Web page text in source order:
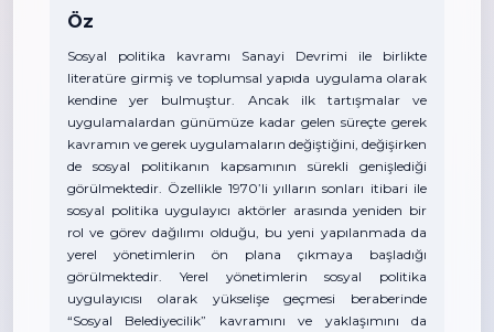
Öz
Sosyal politika kavramı Sanayi Devrimi ile birlikte
literatüre girmiş ve toplumsal yapıda uygulama olarak
kendine yer bulmuştur. Ancak ilk tartışmalar ve
uygulamalardan günümüze kadar gelen süreçte gerek
kavramın ve gerek uygulamaların değiştiğini, değişirken
de sosyal politikanın kapsamının sürekli genişlediği
görülmektedir. Özellikle 1970’li yılların sonları itibari ile
sosyal politika uygulayıcı aktörler arasında yeniden bir
rol ve görev dağılımı olduğu, bu yeni yapılanmada da
yerel yönetimlerin ön plana çıkmaya başladığı
görülmektedir. Yerel yönetimlerin sosyal politika
uygulayıcısı olarak yükselişe geçmesi beraberinde
“Sosyal Belediyecilik” kavramını ve yaklaşımını da